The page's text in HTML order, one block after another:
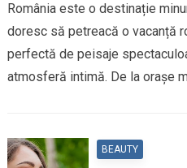
România este o destinație
doresc să petreacă o vacanță
perfectă de peisaje
atmosferă intimă. De la orașe
BEAUTY